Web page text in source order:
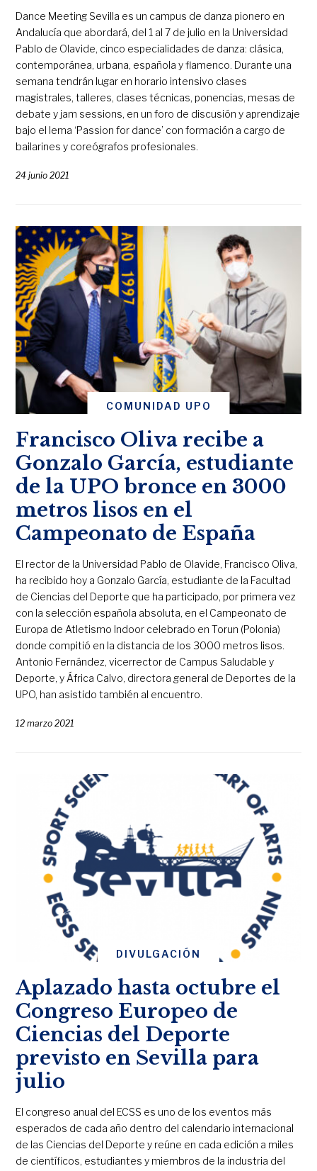
Dance Meeting Sevilla es un campus de danza pionero en
Andalucía que abordará, del 1 al 7 de julio en la Universidad
Pablo de Olavide, cinco especialidades de danza: clásica,
contemporánea, urbana, española y flamenco. Durante una
semana tendrán lugar en horario intensivo clases
magistrales, talleres, clases técnicas, ponencias, mesas de
debate y jam sessions, en un foro de discusión y aprendizaje
bajo el lema ‘Passion for dance’ con formación a cargo de
bailarines y coreógrafos profesionales.
24 junio 2021
COMUNIDAD UPO
Francisco Oliva recibe a
Gonzalo García, estudiante
de la UPO bronce en 3000
metros lisos en el
Campeonato de España
El rector de la Universidad Pablo de Olavide, Francisco Oliva,
ha recibido hoy a Gonzalo García, estudiante de la Facultad
de Ciencias del Deporte que ha participado, por primera vez
con la selección española absoluta, en el Campeonato de
Europa de Atletismo Indoor celebrado en Torun (Polonia)
donde compitió en la distancia de los 3000 metros lisos.
Antonio Fernández, vicerrector de Campus Saludable y
Deporte, y África Calvo, directora general de Deportes de la
UPO, han asistido también al encuentro.
12 marzo 2021
DIVULGACIÓN
Aplazado hasta octubre el
Congreso Europeo de
Ciencias del Deporte
previsto en Sevilla para
julio
El congreso anual del ECSS es uno de los eventos más
esperados de cada año dentro del calendario internacional
de las Ciencias del Deporte y reúne en cada edición a miles
de científicos, estudiantes y miembros de la industria del